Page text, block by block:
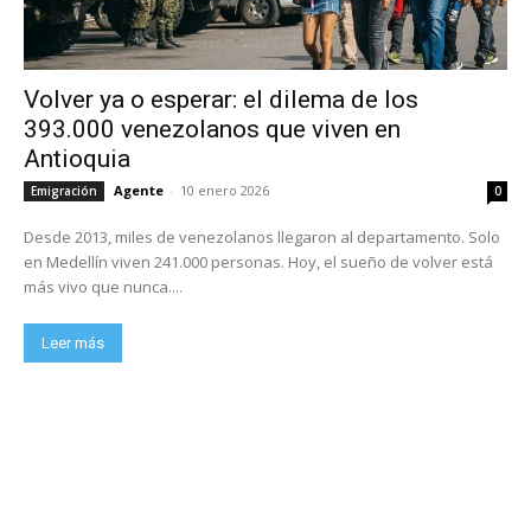
Volver ya o esperar: el dilema de los
393.000 venezolanos que viven en
Antioquia
Emigración Agente - 10 enero 2026 0
Desde 2013, miles de venezolanos llegaron al departamento. Solo
en Medellín viven 241.000 personas. Hoy, el sueño de volver está
más vivo que nunca....
Leer más